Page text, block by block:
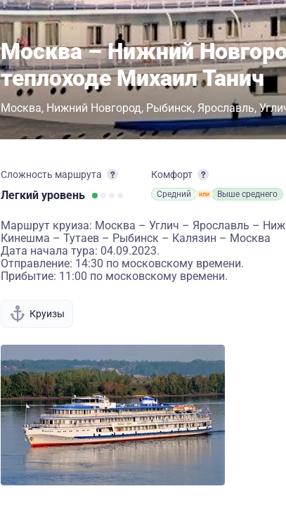
Москва – Нижний
теплоходе Михаил Танич
Москва Нижний Новгород Рыбинск Ярославль
Сложность маршрута
Легкий уровень
Комфорт
Средний Выше среднего
Маршрут круиза: Москва – Углич – Ярославль –
Кинешма – Тутаев – Рыбинск – Калязин – Москва
Дата начала тура: 04.09.2023.
Отправление: 14:30 по московскому времени.
Прибытие: 11:00 по московскому времени.
Круизы